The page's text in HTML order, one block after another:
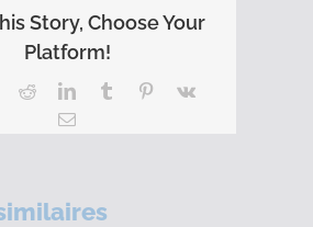
Story, Choose Your
Platform!
RedditLinkedInTumblr Pinterest
Vk
Email